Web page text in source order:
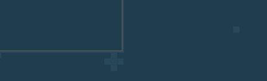
legend? Słówko o Acclaim i MicroProse